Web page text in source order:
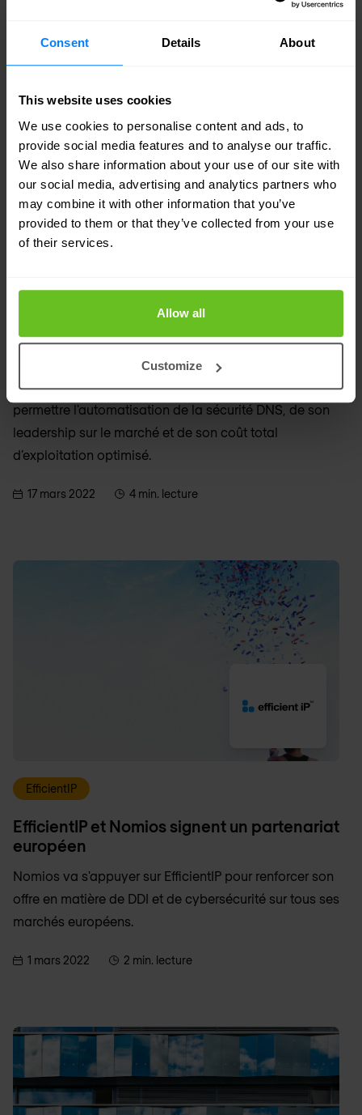
Consent Details About
This website uses cookies
We use cookies to personalise content and ads, to
provide social media features and to analyse our traffic.
We also share information about your use of our site with
our social media, advertising and analytics partners who
may combine it with other information that you’ve
provided to them or that they’ve collected from your use
of their services.
Allow all
Customize
Choisir votre DDI : 5 fonctionnalités
d'EfficientIP SOLIDserver
Les organisations de tous les secteurs verticaux
choisissent EfficientIP DDI en raison de son
architecture simple et évolutive, de sa flexibilité pour
permettre l'automatisation de la sécurité DNS, de son
leadership sur le marché et de son coût total
d’exploitation optimisé.
17 mars 2022 4 min. lecture
EfficientIP
EfficientIP et Nomios signent un partenariat
européen
Nomios va s'appuyer sur EfficientIP pour renforcer son
offre en matière de DDI et de cybersécurité sur tous ses
marchés européens.
1 mars 2022 2 min. lecture